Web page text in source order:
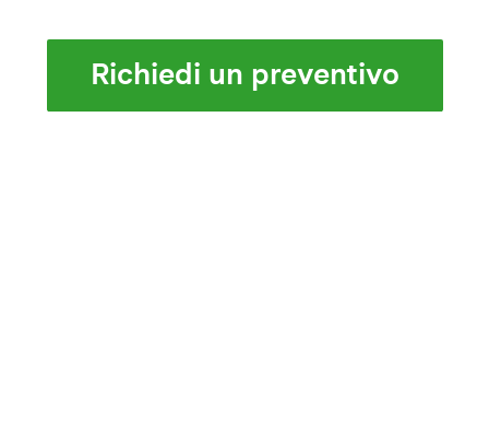
Richiedi un preventivo